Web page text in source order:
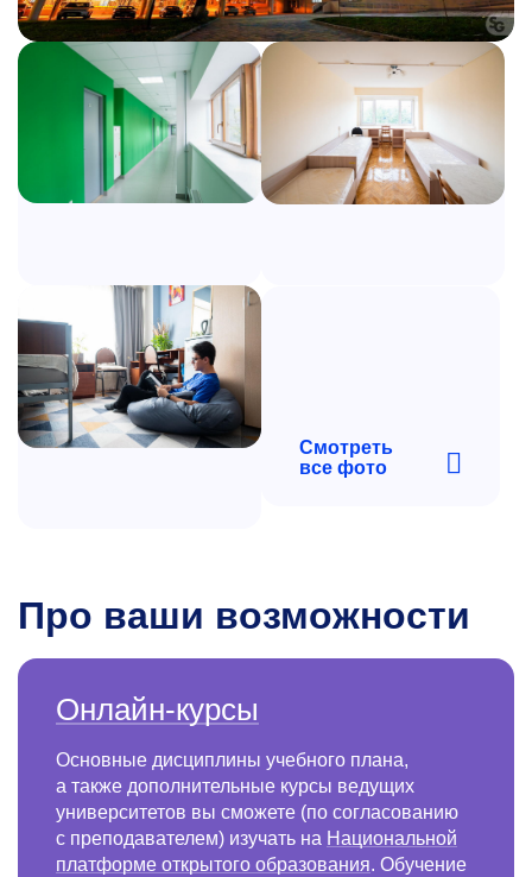
Смотреть
все фото
Про ваши возможности
Онлайн-курсы
Основные дисциплины учебного плана,
а также дополнительные курсы ведущих
университетов вы сможете (по согласованию
с преподавателем) изучать на Национальной
платформе открытого образования. Обучение